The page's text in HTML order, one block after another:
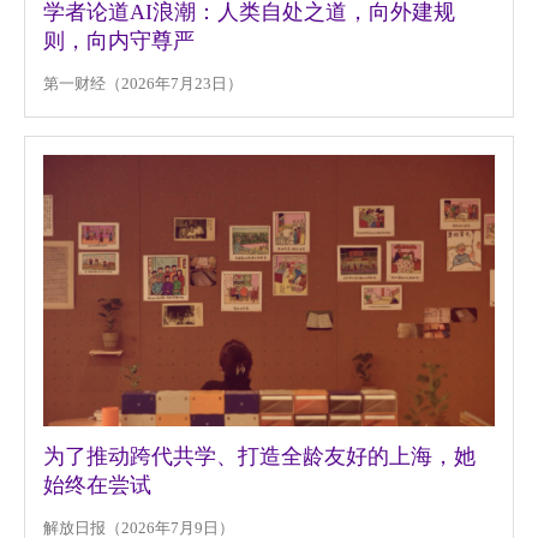
学者论道AI浪潮：人类自处之道，向外建规
则，向内守尊严
第一财经（2026年7月23日）
为了推动跨代共学、打造全龄友好的上海，她
始终在尝试
解放日报（2026年7月9日）